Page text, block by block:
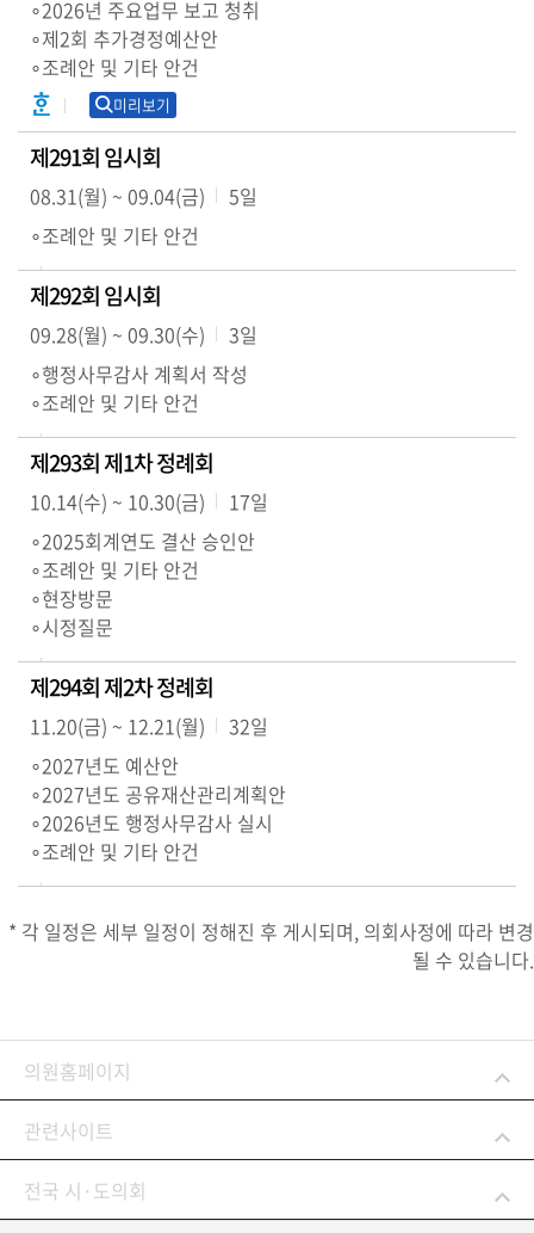
∘2026년 주요업무 보고 청취
∘제2회 추가경정예산안
∘조례안 및 기타 안건
미리보기
제291회 임시회
08.31(월) ~ 09.04(금)
5일
∘조례안 및 기타 안건
제292회 임시회
09.28(월) ~ 09.30(수)
3일
∘행정사무감사 계획서 작성
∘조례안 및 기타 안건
제293회 제1차 정례회
10.14(수) ~ 10.30(금)
17일
∘2025회계연도 결산 승인안
∘조례안 및 기타 안건
∘현장방문
∘시정질문
제294회 제2차 정례회
11.20(금) ~ 12.21(월)
32일
∘2027년도 예산안
∘2027년도 공유재산관리계획안
∘2026년도 행정사무감사 실시
∘조례안 및 기타 안건
* 각 일정은 세부 일정이 정해진 후 게시되며, 의회사정에 따라 변경
될 수 있습니다.
의원홈페이지
관련사이트
전국 시·도의회